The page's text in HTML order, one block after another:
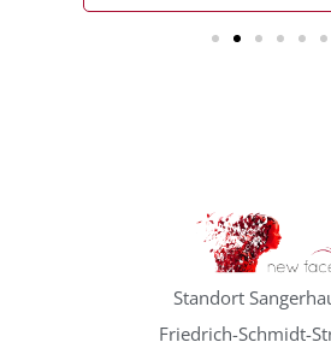
Standort
Friedrich-Schmidt-